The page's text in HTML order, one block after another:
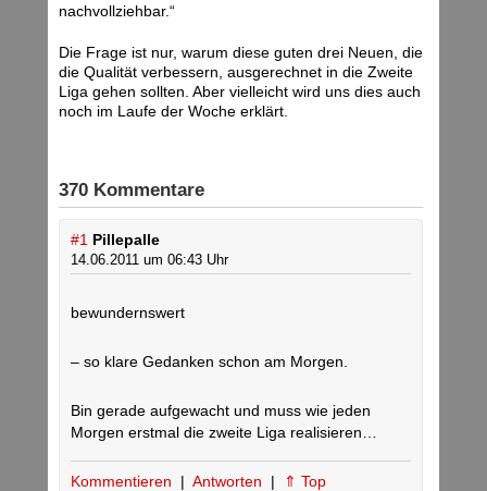
nachvollziehbar.“
Die Frage ist nur, warum diese guten drei Neuen, die
die Qualität verbessern, ausgerechnet in die Zweite
Liga gehen sollten. Aber vielleicht wird uns dies auch
noch im Laufe der Woche erklärt.
370 Kommentare
#1 Pillepalle
14.06.2011 um 06:43 Uhr
bewundernswert
– so klare Gedanken schon am Morgen.
Bin gerade aufgewacht und muss wie jeden
Morgen erstmal die zweite Liga realisieren…
Kommentieren | Antworten | ⇑ Top